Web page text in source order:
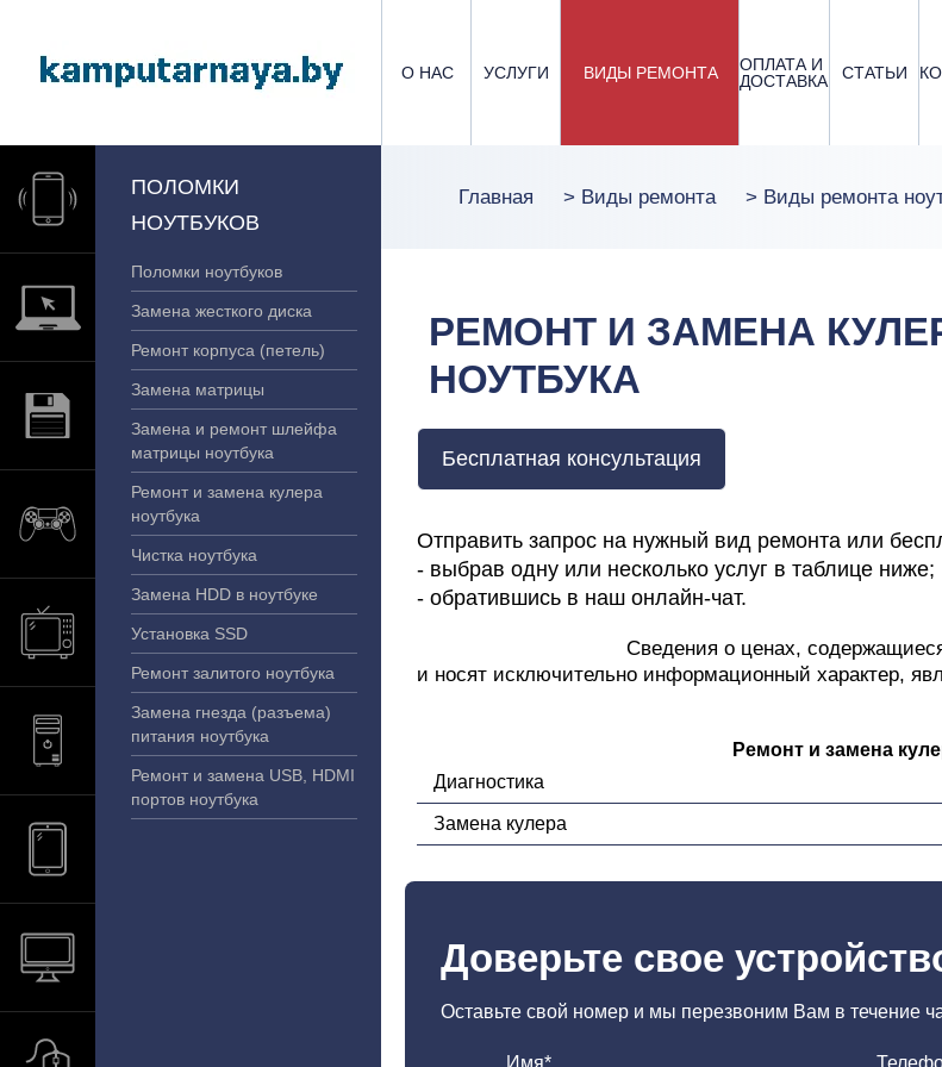
О НАС УСЛУГИ ВИДЫ РЕМОНТА
ОПЛАТА И
ДОСТАВКА
СТАТЬИ
ПОЛОМКИ
НОУТБУКОВ
Поломки ноутбуков
Замена жесткого диска
Ремонт корпуса (петель)
Замена матрицы
Замена и ремонт шлейфа
матрицы ноутбука
Ремонт и замена кулера
ноутбука
Чистка ноутбука
Замена HDD в ноутбуке
Установка SSD
Ремонт залитого ноутбука
Замена гнезда (разъема)
питания ноутбука
Ремонт и замена USB, HDMI
портов ноутбука
Главная > Виды ремонта > Виды ремонта
РЕМОНТ И ЗАМЕНА
НОУТБУКА
Бесплатная консультация
Отправить запрос на нужный вид ремонта или
- выбрав одну или несколько услуг в таблице ниже;
- обратившись в наш онлайн-чат.
Сведения о ценах,
и носят исключительно информационный характер,
Ремонт и замена
Диагностика
Замена кулера
Доверьте свое
Оставьте свой номер и мы перезвоним Вам в течение
Имя*